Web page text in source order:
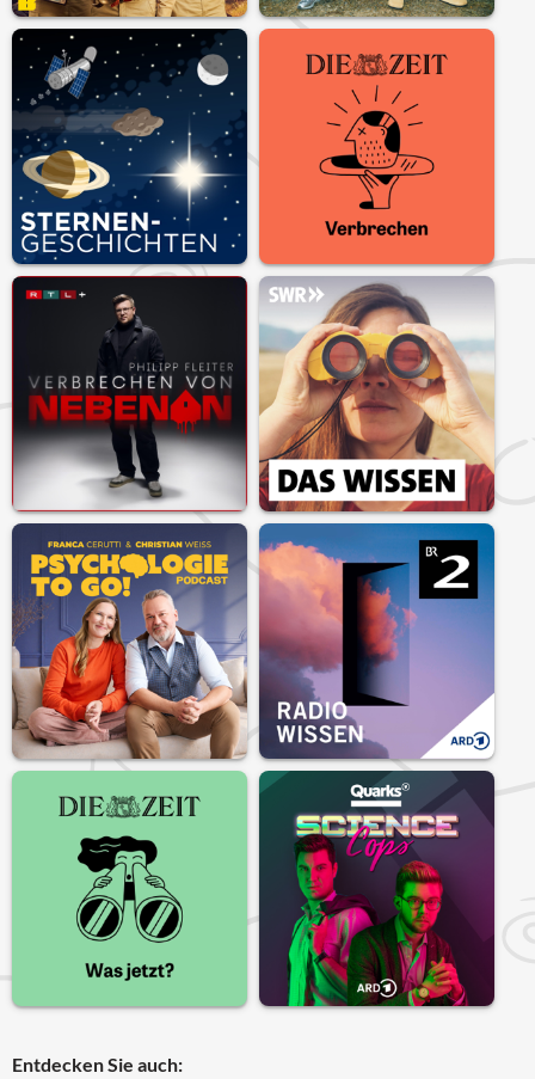
Entdecken Sie auch: